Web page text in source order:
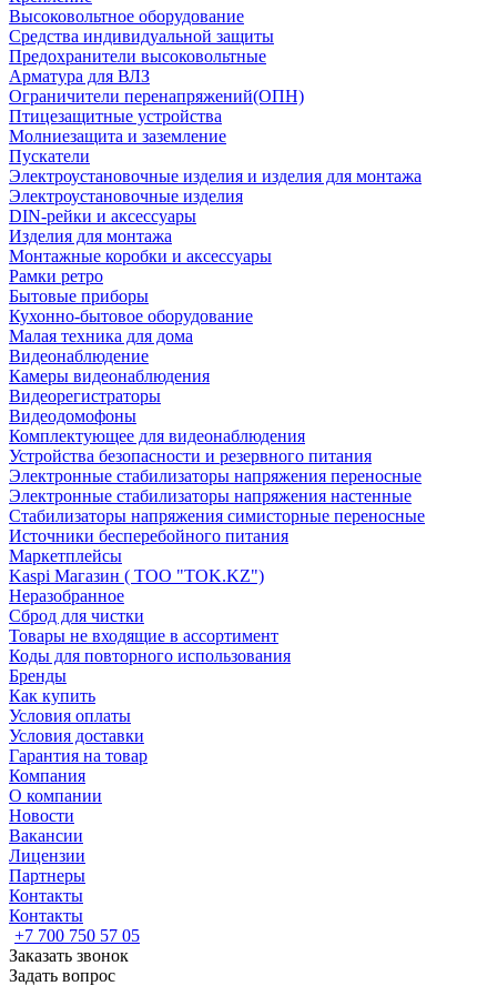
Высоковольтное оборудование
Средства индивидуальной защиты
Предохранители высоковольтные
Арматура для ВЛЗ
Ограничители перенапряжений(ОПН)
Птицезащитные устройства
Молниезащита и заземление
Пускатели
Электроустановочные изделия и изделия для монтажа
Электроустановочные изделия
DIN-рейки и аксессуары
Изделия для монтажа
Монтажные коробки и аксессуары
Рамки ретро
Бытовые приборы
Кухонно-бытовое оборудование
Малая техника для дома
Видеонаблюдение
Камеры видеонаблюдения
Видеорегистраторы
Видеодомофоны
Комплектующее для видеонаблюдения
Устройства безопасности и резервного питания
Электронные стабилизаторы напряжения переносные
Электронные стабилизаторы напряжения настенные
Стабилизаторы напряжения симисторные переносные
Источники бесперебойного питания
Маркетплейсы
Kaspi Магазин ( ТОО "TOK.KZ")
Неразобранное
Сброд для чистки
Товары не входящие в ассортимент
Коды для повторного использования
Бренды
Как купить
Условия оплаты
Условия доставки
Гарантия на товар
Компания
О компании
Новости
Вакансии
Лицензии
Партнеры
Контакты
Контакты
+7 700 750 57 05
Заказать звонок
Задать вопрос